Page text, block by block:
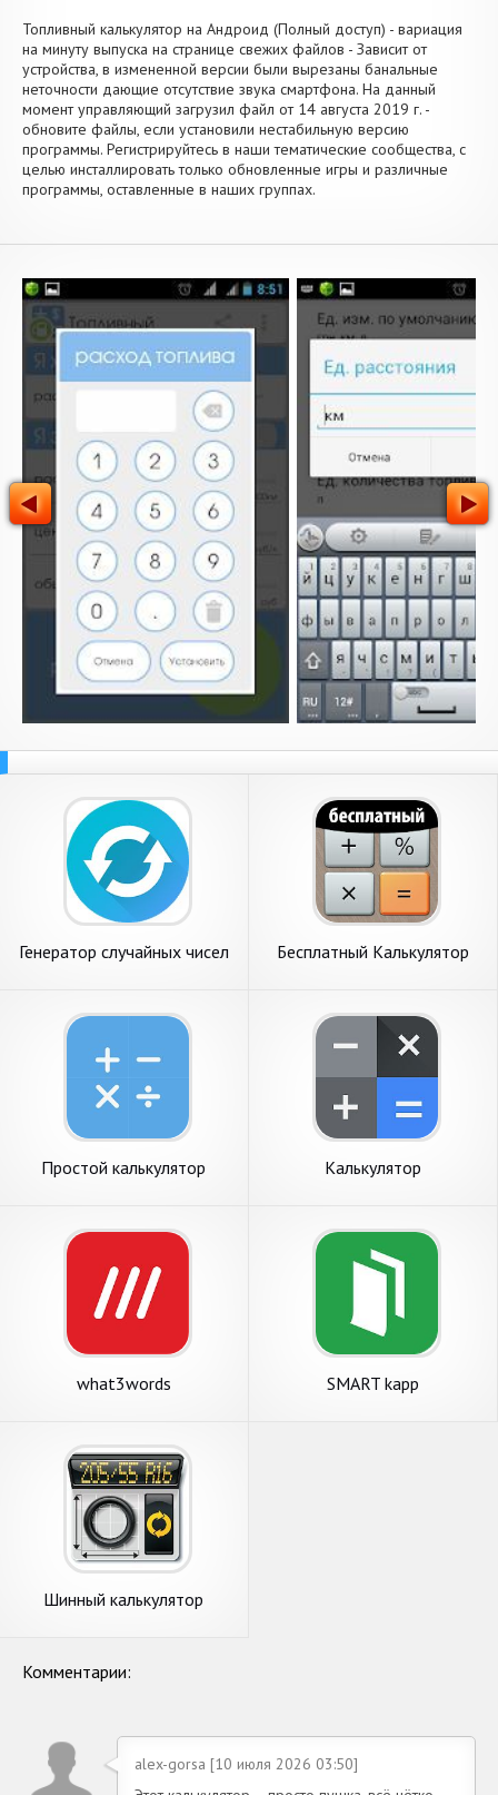
Топливный калькулятор на Андроид (Полный доступ) - вариация
на минуту выпуска на странице свежих файлов - Зависит от
устройства, в измененной версии были вырезаны банальные
неточности дающие отсутствие звука смартфона. На данный
момент управляющий загрузил файл от 14 августа 2019 г. -
обновите файлы, если установили нестабильную версию
программы. Регистрируйтесь в наши тематические сообщества, с
целью инсталлировать только обновленные игры и различные
программы, оставленные в наших группах.
Генератор случайных чисел
Бесплатный Калькулятор
Простой калькулятор Калькулятор
what3words SMART kapp
Шинный калькулятор
Комментарии:
alex-gorsa [10 июля 2026 03:50]